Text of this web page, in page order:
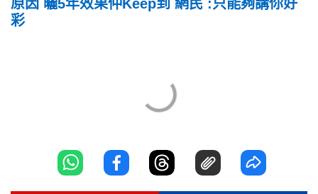
原因 曬5年效果仲Keep到 網民 :只能夠講你好
彩